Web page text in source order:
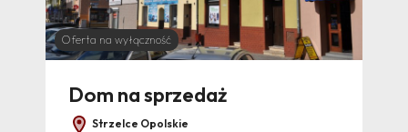
Oferta na wyłączność
Dom na sprzedaż
Strzelce Opolskie